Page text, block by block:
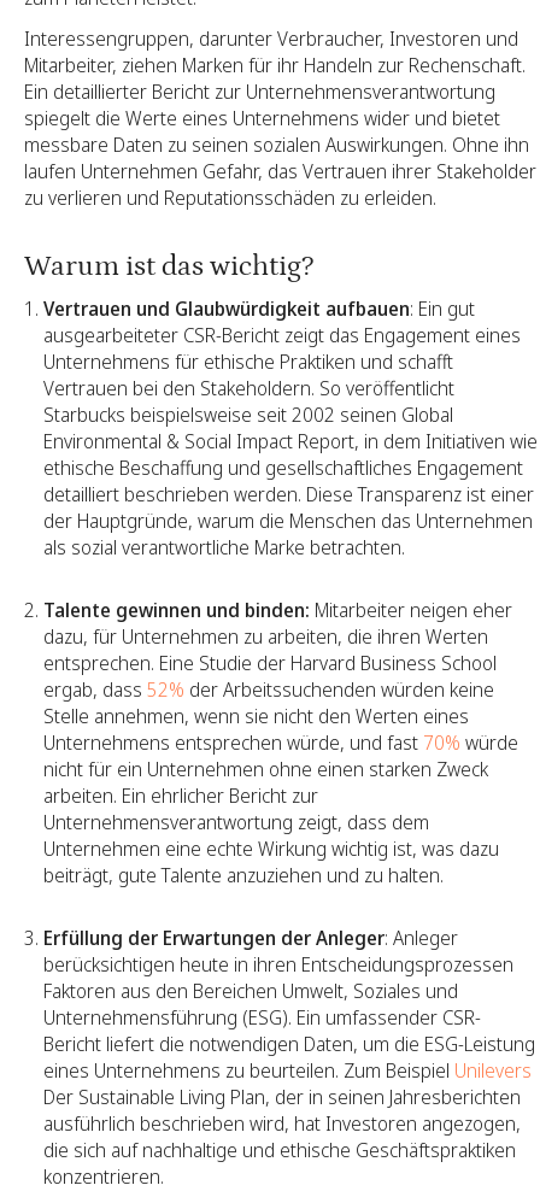
Interessengruppen, darunter Verbraucher, Investoren und
Mitarbeiter, ziehen Marken für ihr Handeln zur Rechenschaft.
Ein detaillierter Bericht zur Unternehmensverantwortung
spiegelt die Werte eines Unternehmens wider und bietet
messbare Daten zu seinen sozialen Auswirkungen. Ohne ihn
laufen Unternehmen Gefahr, das Vertrauen ihrer Stakeholder
zu verlieren und Reputationsschäden zu erleiden.
Warum ist das wichtig?
Vertrauen und Glaubwürdigkeit aufbauen: Ein gut
ausgearbeiteter CSR-Bericht zeigt das Engagement eines
Unternehmens für ethische Praktiken und schafft
Vertrauen bei den Stakeholdern. So veröffentlicht
Starbucks beispielsweise seit 2002 seinen Global
Environmental & Social Impact Report, in dem Initiativen wie
ethische Beschaffung und gesellschaftliches Engagement
detailliert beschrieben werden. Diese Transparenz ist einer
der Hauptgründe, warum die Menschen das Unternehmen
als sozial verantwortliche Marke betrachten.
Talente gewinnen und binden: Mitarbeiter neigen eher
dazu, für Unternehmen zu arbeiten, die ihren Werten
entsprechen. Eine Studie der Harvard Business School
ergab, dass 52% der Arbeitssuchenden würden keine
Stelle annehmen, wenn sie nicht den Werten eines
Unternehmens entsprechen würde, und fast 70% würde
nicht für ein Unternehmen ohne einen starken Zweck
arbeiten. Ein ehrlicher Bericht zur
Unternehmensverantwortung zeigt, dass dem
Unternehmen eine echte Wirkung wichtig ist, was dazu
beiträgt, gute Talente anzuziehen und zu halten.
Erfüllung der Erwartungen der Anleger: Anleger
berücksichtigen heute in ihren Entscheidungsprozessen
Faktoren aus den Bereichen Umwelt, Soziales und
Unternehmensführung (ESG). Ein umfassender CSR-
Bericht liefert die notwendigen Daten, um die ESG-Leistung
eines Unternehmens zu beurteilen. Zum Beispiel Unilevers
Der Sustainable Living Plan, der in seinen Jahresberichten
ausführlich beschrieben wird, hat Investoren angezogen,
die sich auf nachhaltige und ethische Geschäftspraktiken
konzentrieren.